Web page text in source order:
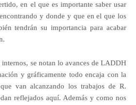
en el que es importante saber usar
y donde y que en el que los
tendrán su importancia para acabar
internos, se notan lo avances de LADDH
y gráficamente todo encaja con la
van alcanzando los trabajos de R.
reflejados aquí. Además y como nos